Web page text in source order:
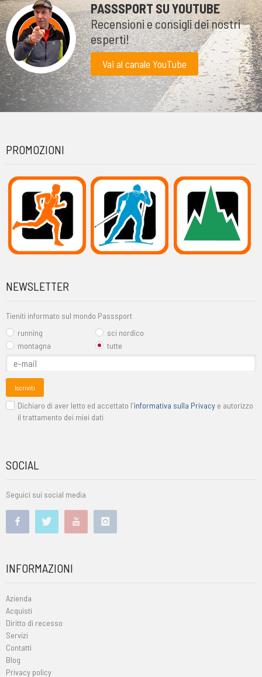
PASSSPORT SU YOUTUBE
Recensioni e consigli dei nostri
esperti!
Vai al canale YouTube
PROMOZIONI
NEWSLETTER
Tieniti informato sul mondo Passsport
running
sci nordico
montagna
tutte
Iscriviti
Dichiaro di aver letto ed accettato l'informativa sulla Privacy e autorizzo
il trattamento dei miei dati
SOCIAL
Seguici sui social media
INFORMAZIONI
Azienda
Acquisti
Diritto di recesso
Servizi
Contatti
Blog
Privacy policy